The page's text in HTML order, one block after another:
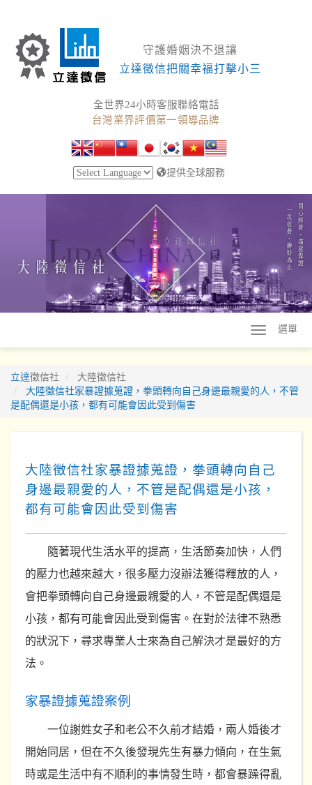
守護婚姻決不退讓
立達徵信把關幸福打擊小三
全世界24小時客服聯絡電話
台灣業界評價第一領導品牌
提供全球服務
選單
立達徵信社
大陸徵信社
大陸徵信社家暴證據蒐證，拳頭轉向自己身邊最親愛的人，不管
是配偶還是小孩，都有可能會因此受到傷害
大陸徵信社家暴證據蒐證，拳頭轉向自己
身邊最親愛的人，不管是配偶還是小孩，
都有可能會因此受到傷害
隨著現代生活水平的提高，生活節奏加快，人們
的壓力也越來越大，很多壓力沒辦法獲得釋放的人，
會把拳頭轉向自己身邊最親愛的人，不管是配偶還是
小孩，都有可能會因此受到傷害。在對於法律不熟悉
的狀況下，尋求專業人士來為自己解決才是最好的方
法。
家暴證據蒐證案例
一位謝姓女子和老公不久前才結婚，兩人婚後才
開始同居，但在不久後發現先生有暴力傾向，在生氣
時或是生活中有不順利的事情發生時，都會暴躁得亂